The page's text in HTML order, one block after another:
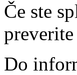
Če ste
Do